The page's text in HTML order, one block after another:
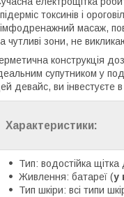
токсинів і
масаж,
чутливі зони, не
конструкція
супутником у
девайс, ви інвестуєте в
Характеристики:
Тип: водостійка
Живлення: батареї (у
Тип шкіри: всі типи